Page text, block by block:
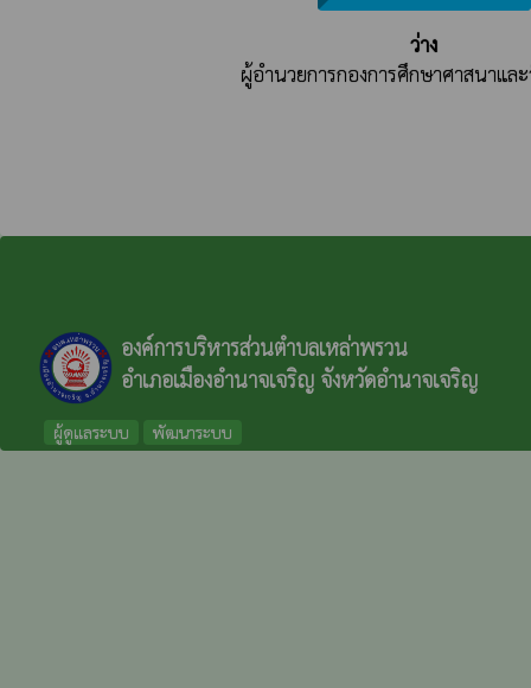
ว่าง
ผู้อำนวยการกองการศึกษาศาสนาแล
องค์การบริหารส่วนตำบลเหล่าพรวน
อำเภอเมืองอำนาจเจริญ จังหวัดอำนาจเจริญ
ผู้ดูแลระบบ พัฒนาระบบ